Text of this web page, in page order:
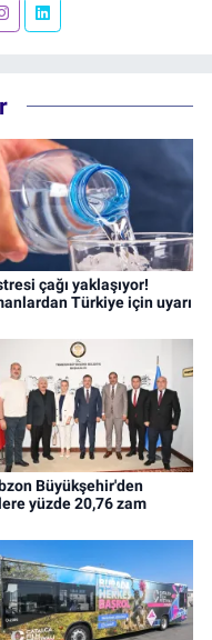
çağı yaklaşıyor!
Türkiye için uyarı
Büyükşehir'den
yüzde 20,76 zam